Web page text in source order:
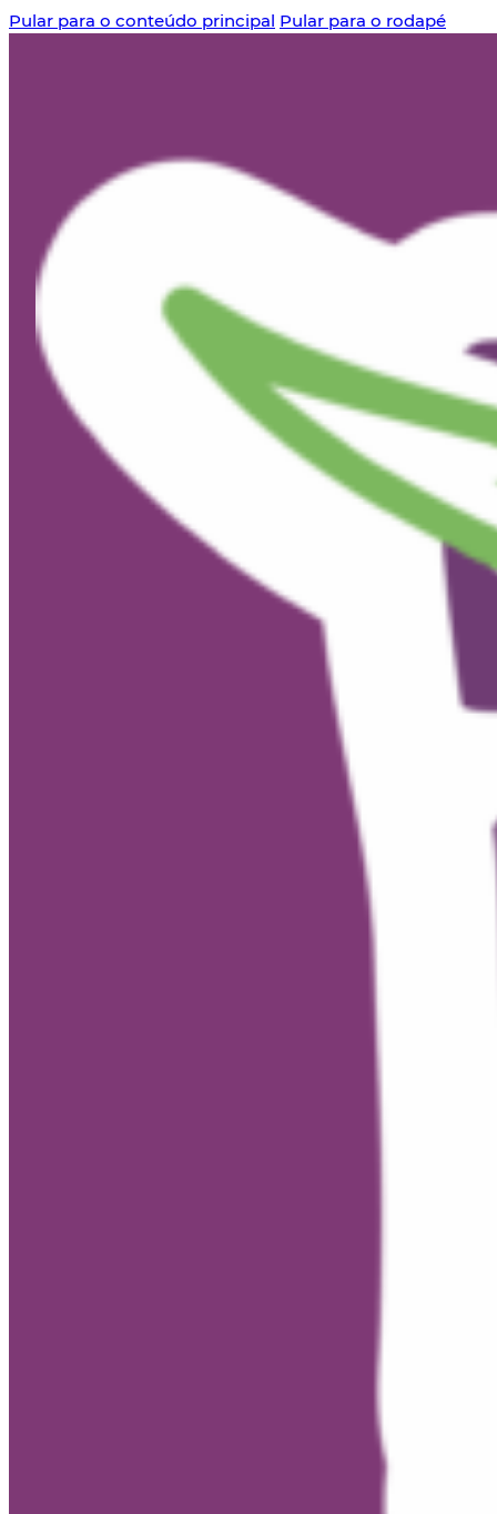
Pular para o conteúdo principal Pular para o rodapé